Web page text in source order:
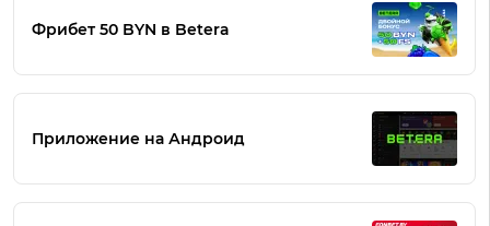
Фрибет 50 BYN в Betera
Приложение на Андроид